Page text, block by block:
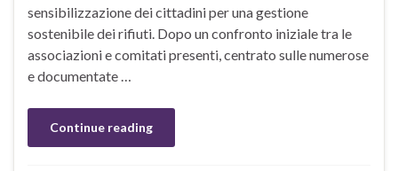
sensibilizzazione dei cittadini per una gestione
sostenibile dei rifiuti. Dopo un confronto iniziale tra le
associazioni e comitati presenti, centrato sulle numerose
e documentate …
Continue reading